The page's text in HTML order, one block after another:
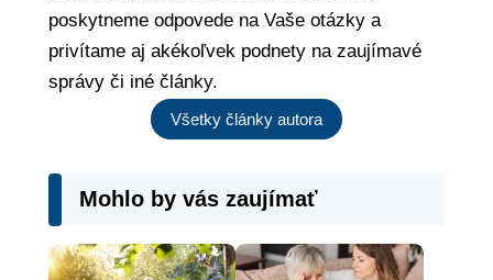
poskytneme odpovede na Vaše otázky a
privítame aj akékoľvek podnety na zaujímavé
správy či iné články.
Všetky články autora
Mohlo by vás zaujímať